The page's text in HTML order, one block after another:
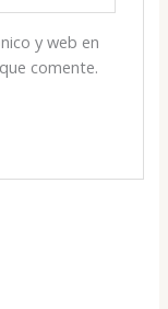
y web en
comente.